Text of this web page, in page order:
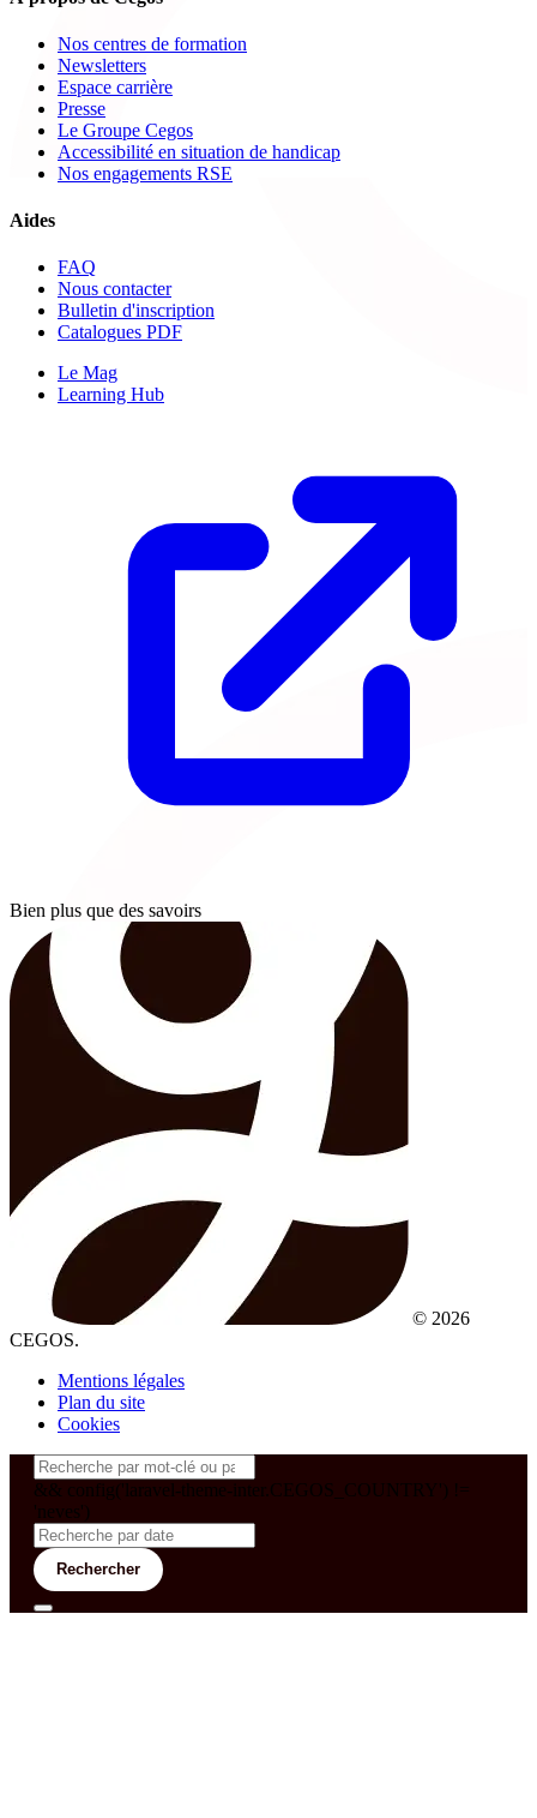
Nos centres de formation
Newsletters
Espace carrière
Presse
Le Groupe Cegos
Accessibilité en situation de handicap
Nos engagements RSE
Aides
FAQ
Nous contacter
Bulletin d'inscription
Catalogues PDF
Le Mag
Learning Hub
Bien plus que des savoirs
© 2026
CEGOS.
Mentions légales
Plan du site
Cookies
&& config('laravel-theme-inter.CEGOS_COUNTRY') !=
'neves')
Rechercher